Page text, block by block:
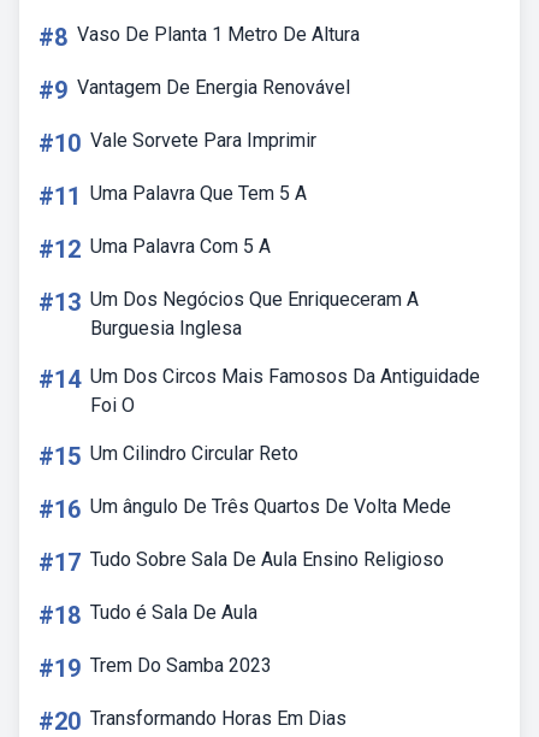
#8 Vaso De Planta 1 Metro De Altura
#9 Vantagem De Energia Renovável
#10 Vale Sorvete Para Imprimir
#11 Uma Palavra Que Tem 5 A
#12 Uma Palavra Com 5 A
#13 Um Dos Negócios Que Enriqueceram A
Burguesia Inglesa
#14 Um Dos Circos Mais Famosos Da Antiguidade
Foi O
#15 Um Cilindro Circular Reto
#16 Um ângulo De Três Quartos De Volta Mede
#17 Tudo Sobre Sala De Aula Ensino Religioso
#18 Tudo é Sala De Aula
#19 Trem Do Samba 2023
#20 Transformando Horas Em Dias